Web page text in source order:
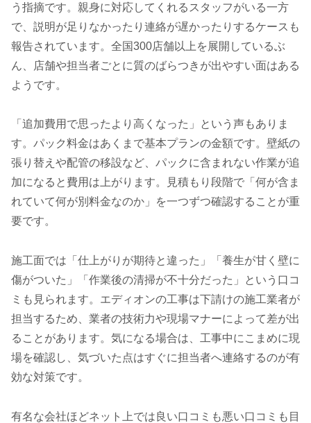
う指摘です。親身に対応してくれるスタッフがいる一方
で、説明が足りなかったり連絡が遅かったりするケースも
報告されています。全国300店舗以上を展開しているぶ
ん、店舗や担当者ごとに質のばらつきが出やすい面はある
ようです。
「追加費用で思ったより高くなった」という声もありま
す。パック料金はあくまで基本プランの金額です。壁紙の
張り替えや配管の移設など、パックに含まれない作業が追
加になると費用は上がります。見積もり段階で「何が含ま
れていて何が別料金なのか」を一つずつ確認することが重
要です。
施工面では「仕上がりが期待と違った」「養生が甘く壁に
傷がついた」「作業後の清掃が不十分だった」という口コ
ミも見られます。エディオンの工事は下請けの施工業者が
担当するため、業者の技術力や現場マナーによって差が出
ることがあります。気になる場合は、工事中にこまめに現
場を確認し、気づいた点はすぐに担当者へ連絡するのが有
効な対策です。
有名な会社ほどネット上では良い口コミも悪い口コミも目